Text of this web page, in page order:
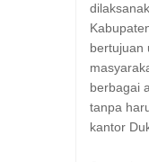
bertujuan
berbagai
tanpa
kantor